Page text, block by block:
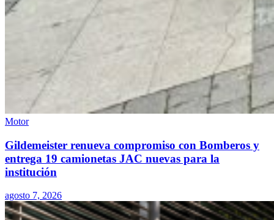
Motor
Gildemeister renueva compromiso con Bomberos y
entrega 19 camionetas JAC nuevas para la
institución
agosto 7, 2026